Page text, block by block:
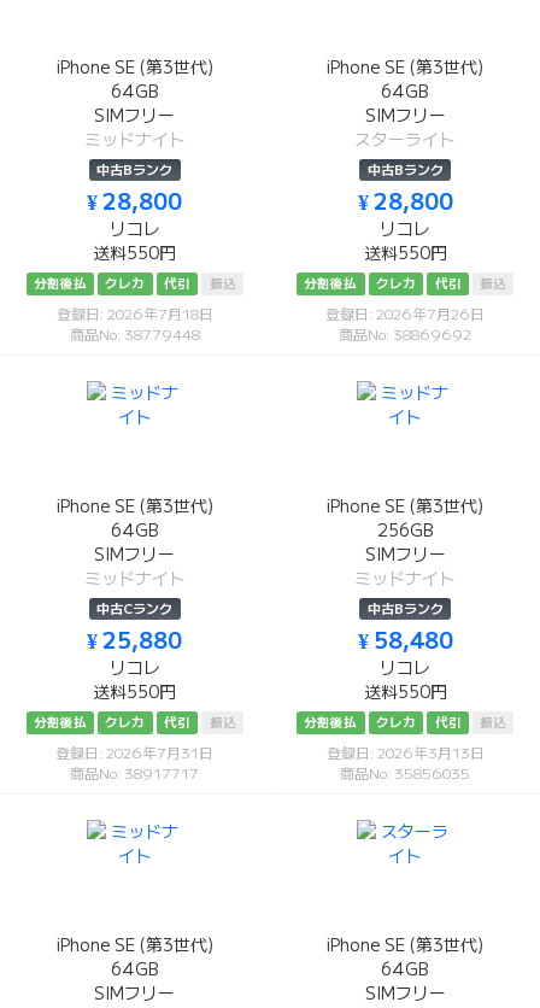
iPhone SE (第3世代)
64GB
SIMフリー
ミッドナイト
中古Bランク
¥ 28,800
リコレ
送料550円
分割後払 クレカ 代引 振込
登録日: 2026年7月18日
商品No: 38779448
iPhone SE (第3世代)
64GB
SIMフリー
スターライト
中古Bランク
¥ 28,800
リコレ
送料550円
分割後払 クレカ 代引 振込
登録日: 2026年7月26日
商品No: 38869692
iPhone SE (第3世代)
64GB
SIMフリー
ミッドナイト
中古Cランク
¥ 25,880
リコレ
送料550円
分割後払 クレカ 代引 振込
登録日: 2026年7月31日
商品No: 38917717
iPhone SE (第3世代)
256GB
SIMフリー
ミッドナイト
中古Bランク
¥ 58,480
リコレ
送料550円
分割後払 クレカ 代引 振込
登録日: 2026年3月13日
商品No: 35856035
iPhone SE (第3世代)
64GB
SIMフリー
iPhone SE (第3世代)
64GB
SIMフリー